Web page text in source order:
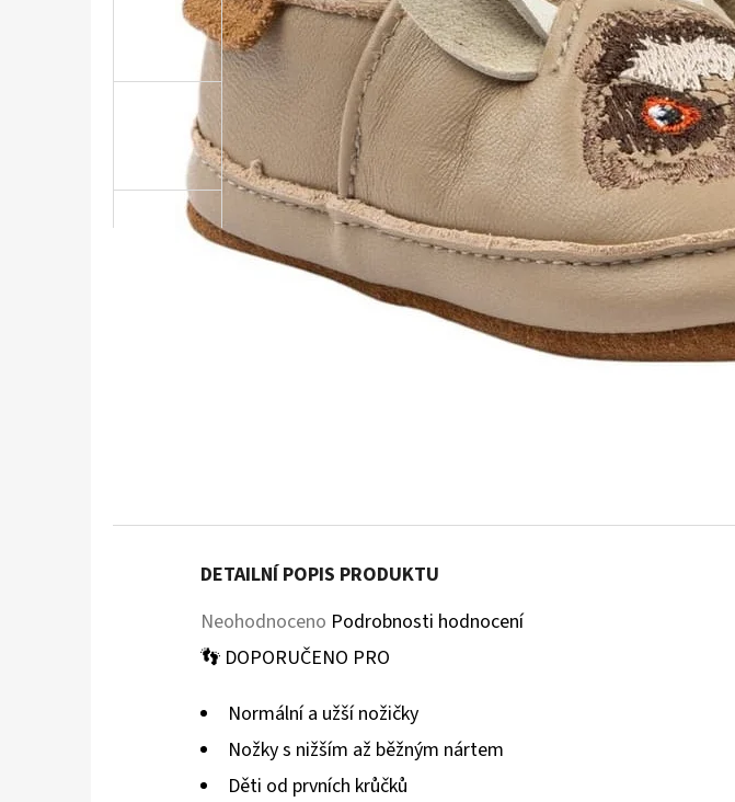
DETAILNÍ POPIS PRODUKTU
Průměrné
hodnocení
Neohodnoceno Podrobnosti hodnocení
👣 DOPORUČENO PRO
Normální a užší nožičky
Nožky s nižším až běžným nártem
Děti od prvních krůčků